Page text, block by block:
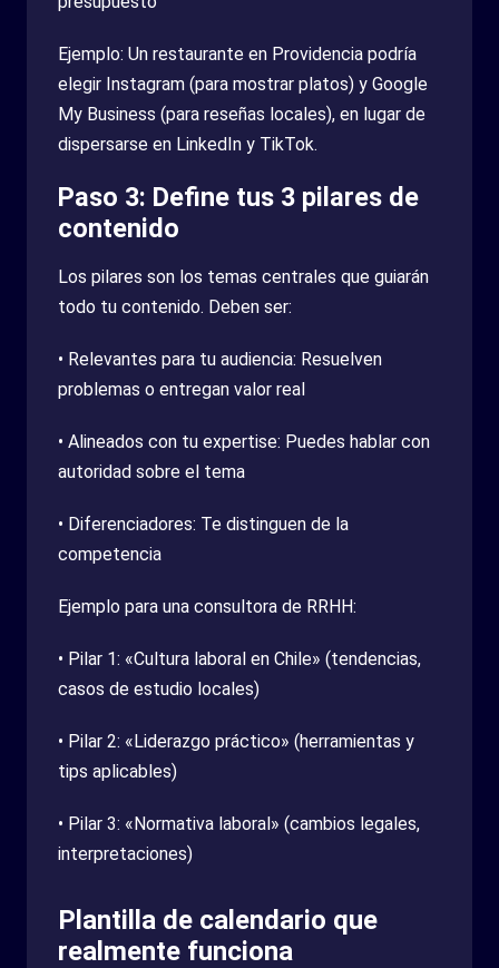
Ejemplo: Un restaurante en Providencia podría
elegir Instagram (para mostrar platos) y Google
My Business (para reseñas locales), en lugar de
dispersarse en LinkedIn y TikTok.
Paso 3: Define tus 3 pilares de
contenido
Los pilares son los temas centrales que guiarán
todo tu contenido. Deben ser:
• Relevantes para tu audiencia: Resuelven
problemas o entregan valor real
• Alineados con tu expertise: Puedes hablar con
autoridad sobre el tema
• Diferenciadores: Te distinguen de la
competencia
Ejemplo para una consultora de RRHH:
• Pilar 1: «Cultura laboral en Chile» (tendencias,
casos de estudio locales)
• Pilar 2: «Liderazgo práctico» (herramientas y
tips aplicables)
• Pilar 3: «Normativa laboral» (cambios legales,
interpretaciones)
Plantilla de calendario que
realmente funciona